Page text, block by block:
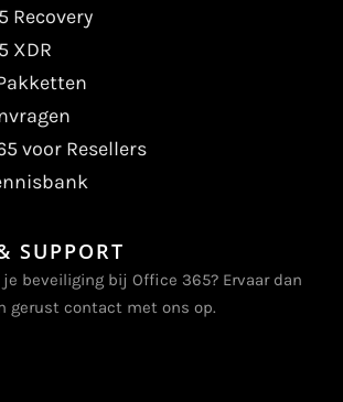
Recovery
XDR
voor Resellers
SUPPORT
beveiliging bij Office 365? Ervaar dan
gerust contact met ons op.